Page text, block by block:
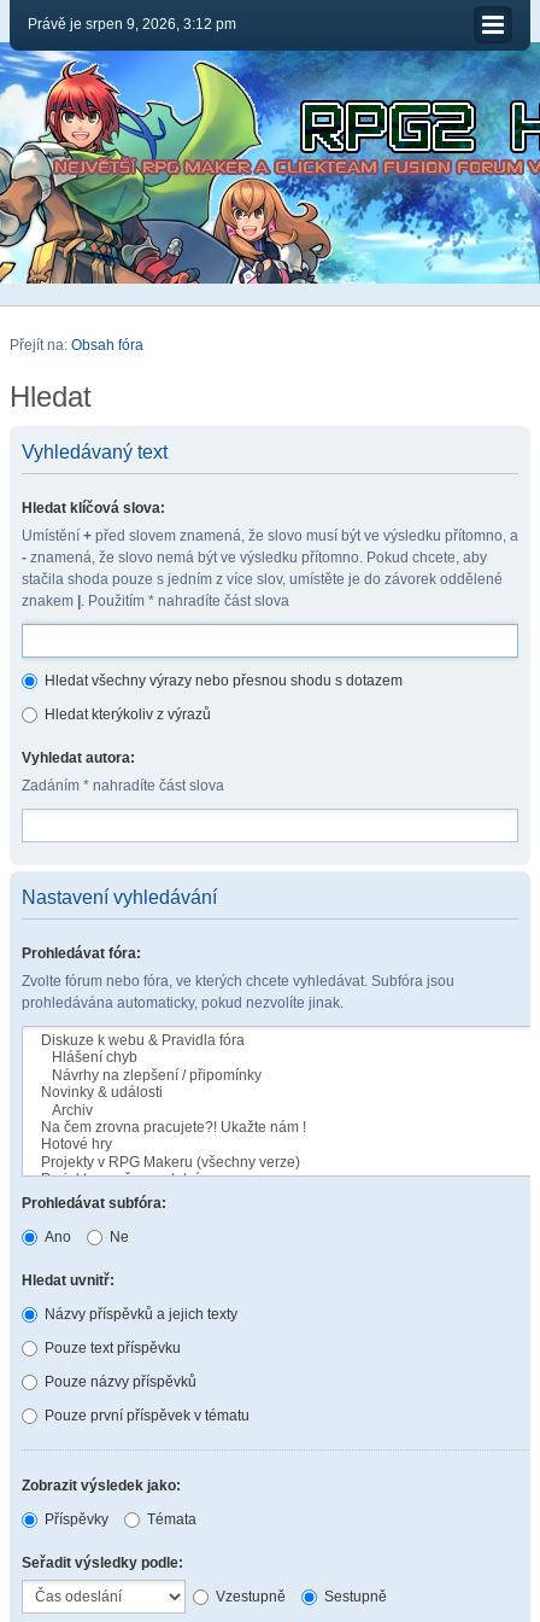
Právě je srpen 9, 2026, 3:12 pm
Přejít na: Obsah fóra
Hledat
Vyhledávaný text
Hledat klíčová slova:
Umístění + před slovem znamená, že slovo musí být ve výsledku přítomno, a
- znamená, že slovo nemá být ve výsledku přítomno. Pokud chcete, aby
stačila shoda pouze s jedním z více slov, umístěte je do závorek oddělené
znakem . Použitím * nahradíte část slova
Hledat všechny výrazy nebo přesnou shodu s dotazem
Hledat kterýkoliv z výrazů
Vyhledat autora:
Zadáním * nahradíte část slova
Nastavení vyhledávání
Prohledávat fóra:
Zvolte fórum nebo fóra, ve kterých chcete vyhledávat. Subfóra jsou
prohledávána automaticky, pokud nezvolíte jinak.
Prohledávat subfóra:
Ano
Ne
Hledat uvnitř:
Názvy příspěvků a jejich texty
Pouze text příspěvku
Pouze názvy příspěvků
Pouze první příspěvek v tématu
Zobrazit výsledek jako:
Příspěvky
Témata
Seřadit výsledky podle:
Vzestupně
Sestupně